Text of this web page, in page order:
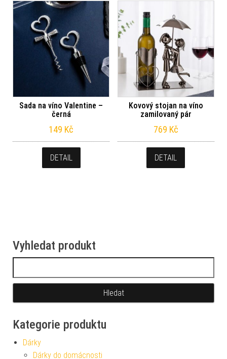
Sada na víno Valentine –
černá
149 Kč
DETAIL
Kovový stojan na víno
zamilovaný pár
769 Kč
DETAIL
Vyhledat produkt
Kategorie produktu
Dárky
Dárky do domácnosti